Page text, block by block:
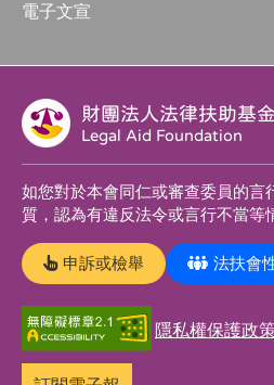
電子文宣
財團法人法律扶助基
Legal Aid Foundation
如您對於本會同仁或審查委員的言
質，認為有違反法令或言行不當等
申訴或檢舉 法扶會
隱私權保護政